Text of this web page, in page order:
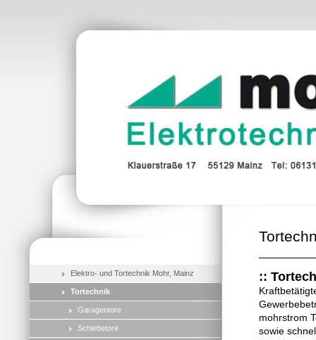
::
mohrstrom
sowie
Elektro- und Tortechnik Mohr, Mainz
Tortechnik
Garagentore
Schiebetore